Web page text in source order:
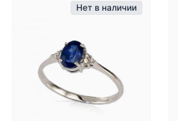
Нет в наличии